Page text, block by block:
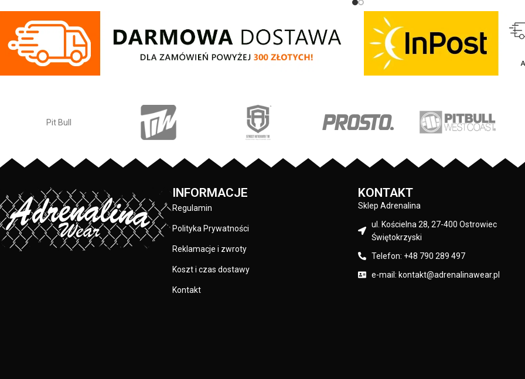
elastyczna dzięki czemu nie krępuje
ruchów - szerokie ściągacze na rękawach
oraz u dołu bluzy - miękka lamówka od
wewnętrznej strony kołnierza chroniąca
przed otarciami - przednia kieszeń typu
kangurka zapinana na zamki - regulacja
płaskie i odporne na rozerwania - małe
logo PitBull na piersi - skład materiału:
78% bawełna / 16% poliester / 6%
krępuje ruchów - szeroki elastyczny pas
kieszenie zamykane na zamki - mały
skład materiału: 78% bawełna / 16%
poliester / 6% elastan
bawełny o gramaturze 330 g/m2 -
delikatny efekt sprania - tkanina jest
odporna na zniekształcenia oraz utratę
koloru - spodnie od wewnątrz są
szczotkowane i miłe w dotyku - małe
wyszywane logo marki PitBull na
dodatkowo regulowany sznurkiem - dwie
otwarte kieszenie boczne - dodatkowa
Pit Bull Kolor: Szary
INFORMACJE
Regulamin
Polityka Prywatności
Reklamacje i zwroty
Koszt i czas dostawy
Kontakt
KONTAKT
Sklep Adrenalina
ul. Kościelna 28, 27-400 Ostrowiec
Świętokrzyski
Telefon: +48 790 289 497
e-mail: kontakt@adrenalinawear.pl